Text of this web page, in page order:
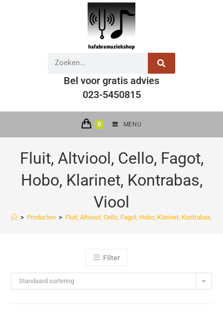
Bel voor gratis advies
023-5450815
0 MENU
Fluit, Altviool, Cello, Fagot,
Hobo, Klarinet, Kontrabas,
Viool
> Producten > Fluit, Altviool, Cello, Fagot, Hobo, Klarinet, Kontrabas,
Filter
Standaard sortering